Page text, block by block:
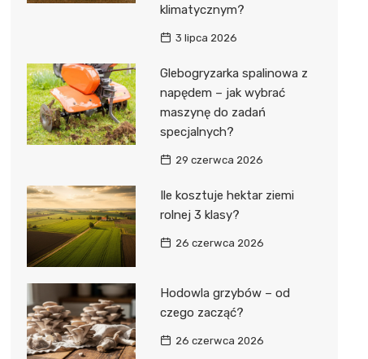
klimatycznym?
3 lipca 2026
Glebogryzarka spalinowa z
napędem – jak wybrać
maszynę do zadań
specjalnych?
29 czerwca 2026
Ile kosztuje hektar ziemi
rolnej 3 klasy?
26 czerwca 2026
Hodowla grzybów – od
czego zacząć?
26 czerwca 2026